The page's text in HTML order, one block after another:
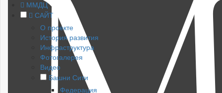
ММДЦ
САЙТ
О проекте
История развития
Инфраструктура
Фотогалерея
Видео
Башни Сити
Федерация